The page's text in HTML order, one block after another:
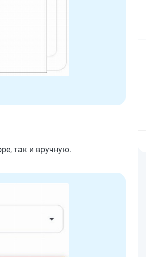
так и вручную.